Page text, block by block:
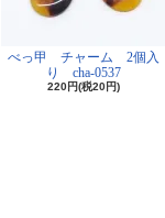
べっ甲 チャーム 2個入
り cha-0537
220円(税20円)